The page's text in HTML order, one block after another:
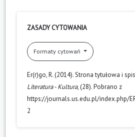
ZASADY CYTOWANIA
Formaty cytowań
Er(r)go, R. (2014). Strona tytułowa i
Literatura - Kultura, (28). Pobrano z
https://journals.us.edu.pl/index.php/
2